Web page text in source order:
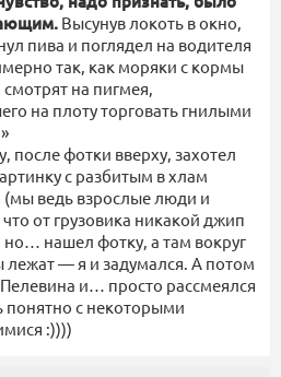
Высунув локоть в окно,
пива и поглядел на водителя
так, как моряки с кормы
на пигмея,
на плоту торговать гнилыми
после фотки вверху, захотел
с разбитым в хлам
ведь взрослые люди и
от грузовика никакой джип
но… нашел фотку, а там вокруг
лежат — я и задумался. А потом
и… просто рассмеялся
понятно с некоторыми
:))))